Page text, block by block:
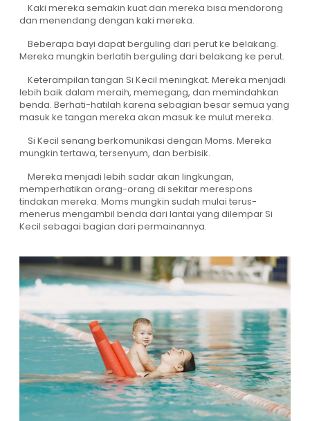
Kaki mereka semakin kuat dan mereka bisa mendorong
dan menendang dengan kaki mereka.
Beberapa bayi dapat berguling dari perut ke belakang.
Mereka mungkin berlatih berguling dari belakang ke perut.
Keterampilan tangan Si Kecil meningkat. Mereka menjadi
lebih baik dalam meraih, memegang, dan memindahkan
benda. Berhati-hatilah karena sebagian besar semua yang
masuk ke tangan mereka akan masuk ke mulut mereka.
Si Kecil senang berkomunikasi dengan Moms. Mereka
mungkin tertawa, tersenyum, dan berbisik.
Mereka menjadi lebih sadar akan lingkungan,
memperhatikan orang-orang di sekitar merespons
tindakan mereka. Moms mungkin sudah mulai terus-
menerus mengambil benda dari lantai yang dilempar Si
Kecil sebagai bagian dari permainannya.